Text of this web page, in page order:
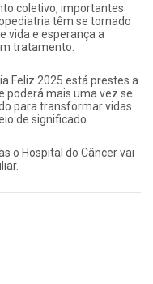
coletivo, importantes
têm se tornado
vida e esperança a
tratamento.
Feliz 2025 está prestes a
poderá mais uma vez se
para transformar vidas
de significado.
o Hospital do Câncer vai